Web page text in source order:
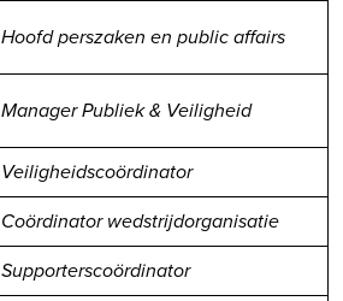
Hoofd perszaken en public affairs
Manager Publiek & Veiligheid
Veiligheidscoördinator
Coördinator wedstrijdorganisatie
Supporterscoördinator